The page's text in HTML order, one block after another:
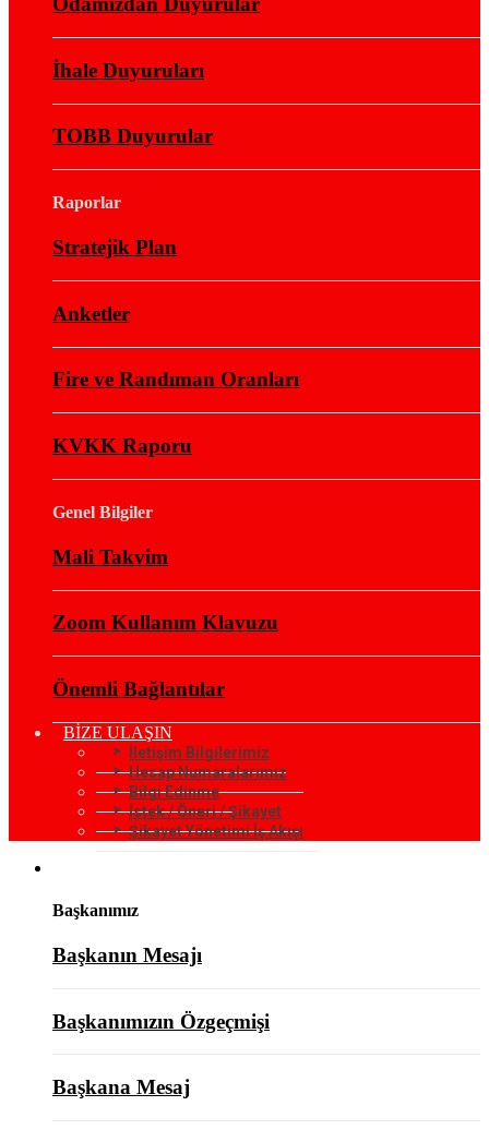
İhale Duyuruları
TOBB Duyurular
Raporlar
Stratejik Plan
Anketler
Fire ve Randıman Oranları
KVKK Raporu
Genel Bilgiler
Mali Takvim
Zoom Kullanım Klavuzu
Önemli Bağlantılar
BİZE ULAŞIN
İletişim Bilgilerimiz
Hesap Numaralarımız
Bilgi Edinme
İstek / Öneri / Şikayet
Şikayet Yönetimi İş Akışı
Başkanımız
Başkanın Mesajı
Başkanımızın Özgeçmişi
Başkana Mesaj